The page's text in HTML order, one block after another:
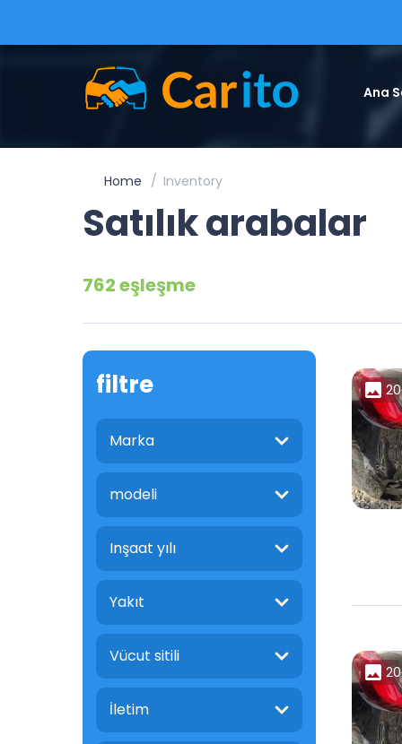
Ana
Home Inventory
Satılık arabalar
762 eşleşme
filtre
Marka
modeli
Inşaat yılı
Yakıt
Vücut sitili
İletim
20
20